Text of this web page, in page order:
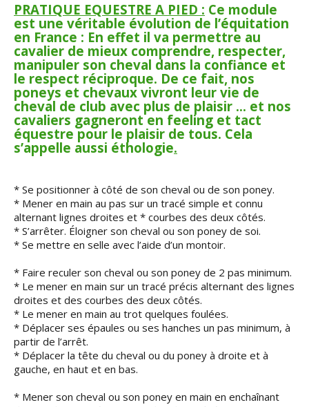
PRATIQUE EQUESTRE A PIED : Ce module
est une véritable évolution de l’équitation
en France : En effet il va permettre au
cavalier de mieux comprendre, respecter,
manipuler son cheval dans la confiance et
le respect réciproque. De ce fait, nos
poneys et chevaux vivront leur vie de
cheval de club avec plus de plaisir ... et nos
cavaliers gagneront en feeling et tact
équestre pour le plaisir de tous. Cela
s’appelle aussi éthologie.
* Se positionner à côté de son cheval ou de son poney.
* Mener en main au pas sur un tracé simple et connu
alternant lignes droites et * courbes des deux côtés.
* S’arrêter. Éloigner son cheval ou son poney de soi.
* Se mettre en selle avec l’aide d’un montoir.
* Faire reculer son cheval ou son poney de 2 pas minimum.
* Le mener en main sur un tracé précis alternant des lignes
droites et des courbes des deux côtés.
* Le mener en main au trot quelques foulées.
* Déplacer ses épaules ou ses hanches un pas minimum, à
partir de l’arrêt.
* Déplacer la tête du cheval ou du poney à droite et à
gauche, en haut et en bas.
* Mener son cheval ou son poney en main en enchaînant